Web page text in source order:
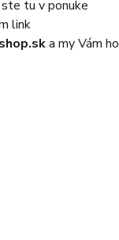
tu v ponuke
link
a my Vám ho